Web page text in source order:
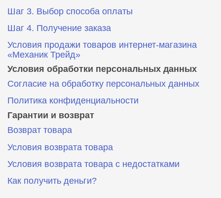
Шаг 3. Выбор способа оплаты
Шаг 4. Получение заказа
Условия продажи товаров интернет-магазина
«Механик Трейд»
Условия обработки персональных данных
Согласие на обработку персональных данных
Политика конфиденциальности
Гарантии и возврат
Возврат товара
Условия возврата товара
Условия возврата товара с недостатками
Как получить деньги?